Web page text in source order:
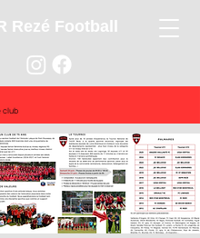
Rezé Football
club